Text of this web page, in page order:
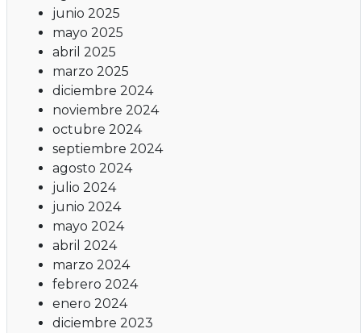
junio 2025
mayo 2025
abril 2025
marzo 2025
diciembre 2024
noviembre 2024
octubre 2024
septiembre 2024
agosto 2024
julio 2024
junio 2024
mayo 2024
abril 2024
marzo 2024
febrero 2024
enero 2024
diciembre 2023